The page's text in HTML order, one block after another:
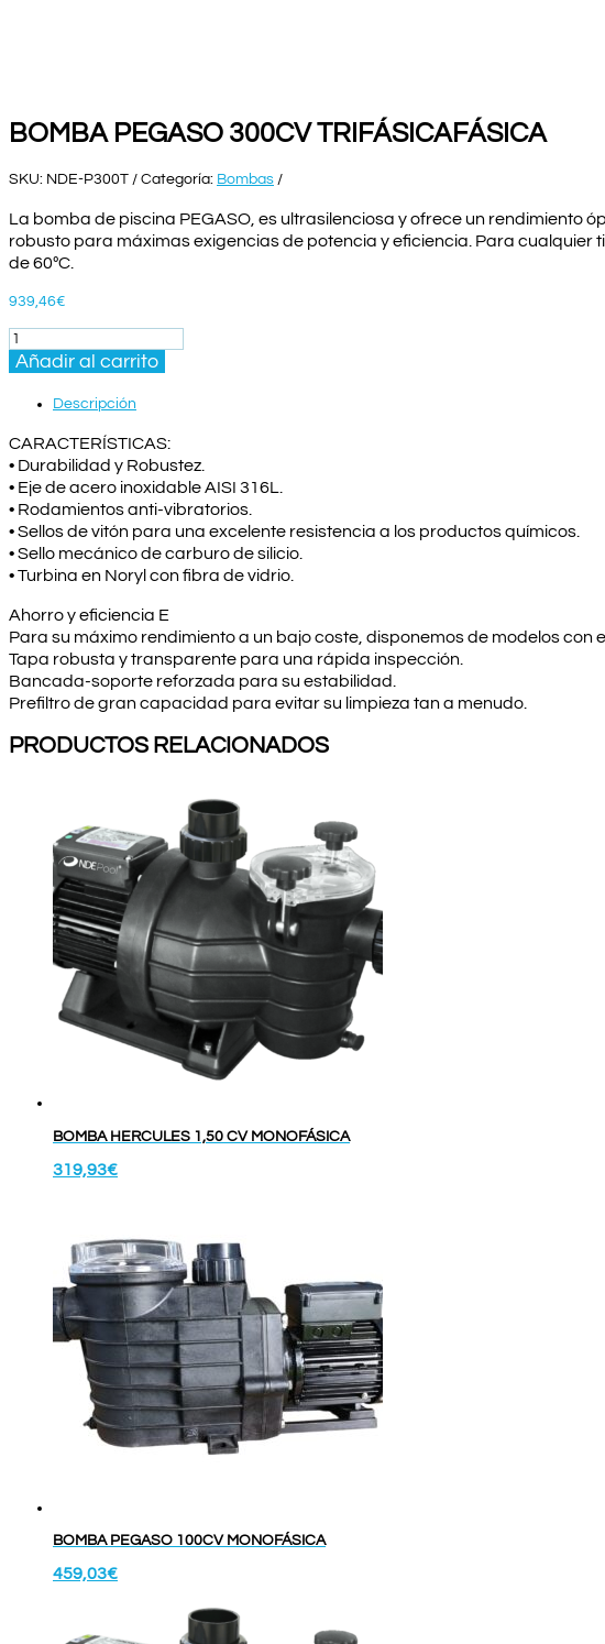
BOMBA PEGASO 300CV TRIFÁSICAFÁSICA
SKU: NDE-P300T Categoría: Bombas
La bomba de piscina PEGASO, es ultrasilenciosa y ofrece un rendimiento
robusto para máximas exigencias de potencia y eficiencia. Para
de 60ºC.
939,46€
BOMBA
PEGASO
300CV
TRIFÁSICAFÁSICA
Añadir al carrito
Descripción
CARACTERÍSTICAS:
• Durabilidad y Robustez.
• Eje de acero inoxidable AISI 316L.
• Rodamientos anti-vibratorios.
• Sellos de vitón para una excelente resistencia a los productos químicos.
• Sello mecánico de carburo de silicio.
• Turbina en Noryl con fibra de vidrio.
Ahorro y eficiencia E
Para su máximo rendimiento a un bajo coste, disponemos de modelos con
Tapa robusta y transparente para una rápida inspección.
Bancada-soporte reforzada para su estabilidad.
Prefiltro de gran capacidad para evitar su limpieza tan a menudo.
PRODUCTOS RELACIONADOS
BOMBA HERCULES 1,50 CV MONOFÁSICA
319,93€
BOMBA PEGASO 100CV MONOFÁSICA
459,03€